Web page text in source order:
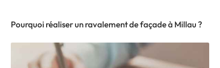
Pourquoi réaliser un ravalement de façade à Millau ?